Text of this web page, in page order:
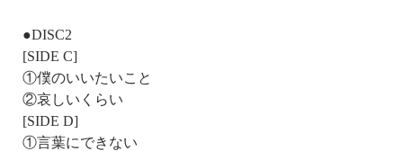
●DISC2
[SIDE C]
①僕のいいたいこと
②哀しいくらい
[SIDE D]
①言葉にできない